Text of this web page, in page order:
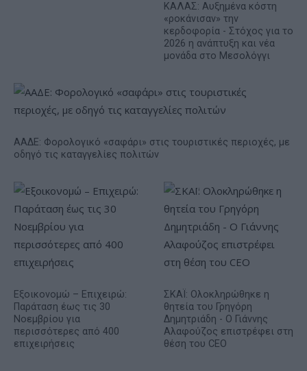
ΚΑΛΑΣ: Αυξημένα κόστη
«ροκάνισαν» την
κερδοφορία - Στόχος για το
2026 η ανάπτυξη και νέα
μονάδα στο Μεσολόγγι
ΑΑΔΕ: Φορολογικό «σαφάρι» στις τουριστικές περιοχές, με
οδηγό τις καταγγελίες πολιτών
Εξοικονομώ – Επιχειρώ:
Παράταση έως τις 30
Νοεμβρίου για
περισσότερες από 400
επιχειρήσεις
ΣΚΑΪ: Ολοκληρώθηκε η
θητεία του Γρηγόρη
Δημητριάδη - Ο Γιάννης
Αλαφούζος επιστρέφει στη
θέση του CEO